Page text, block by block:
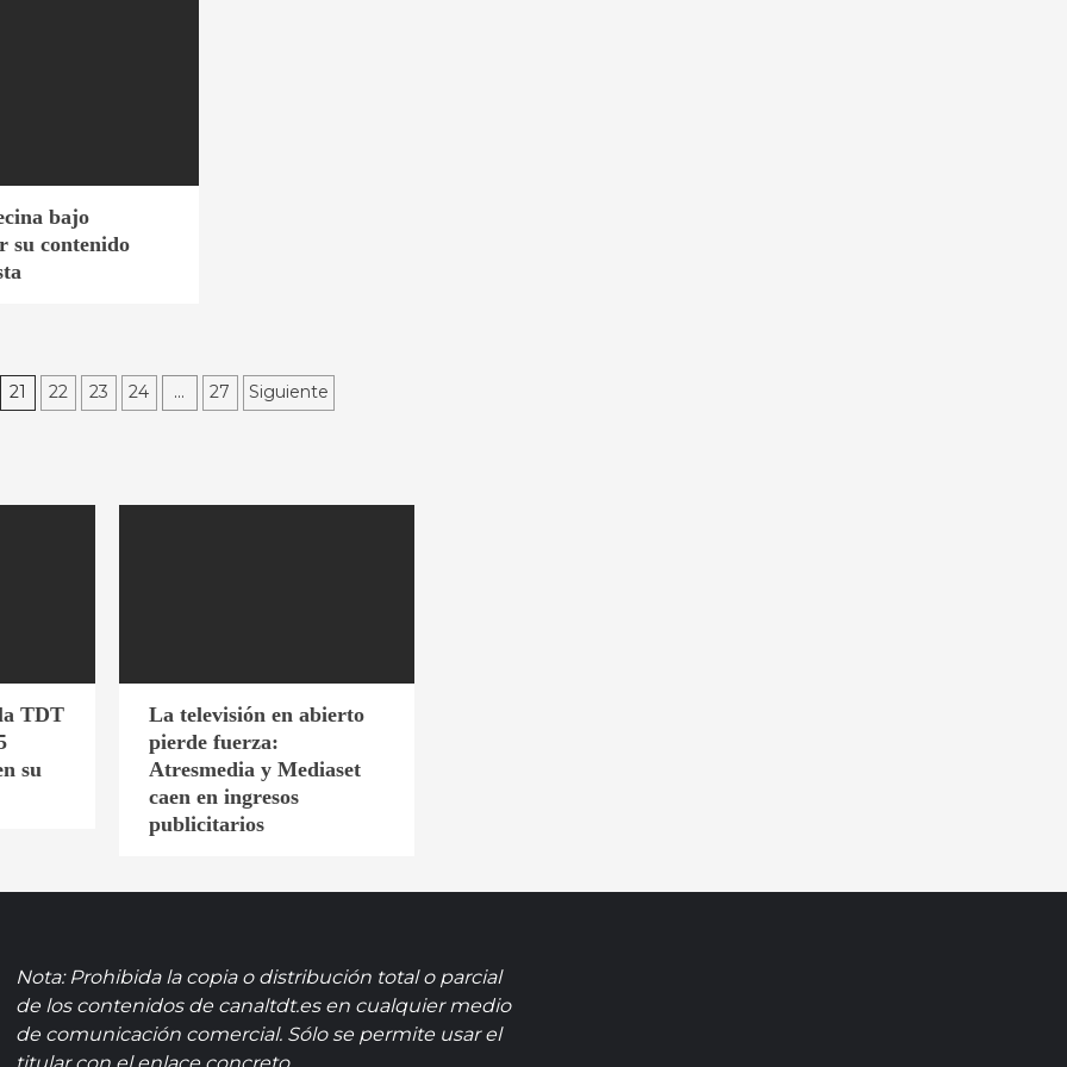
bajo
su contenido
21 22 23 24 … 27 Siguiente
TDT
su
La televisión en abierto
pierde fuerza:
Atresmedia y Mediaset
caen en ingresos
publicitarios
Nota: Prohibida la copia o distribución total o parcial
de los contenidos de canaltdt.es en cualquier medio
de comunicación comercial. Sólo se permite usar el